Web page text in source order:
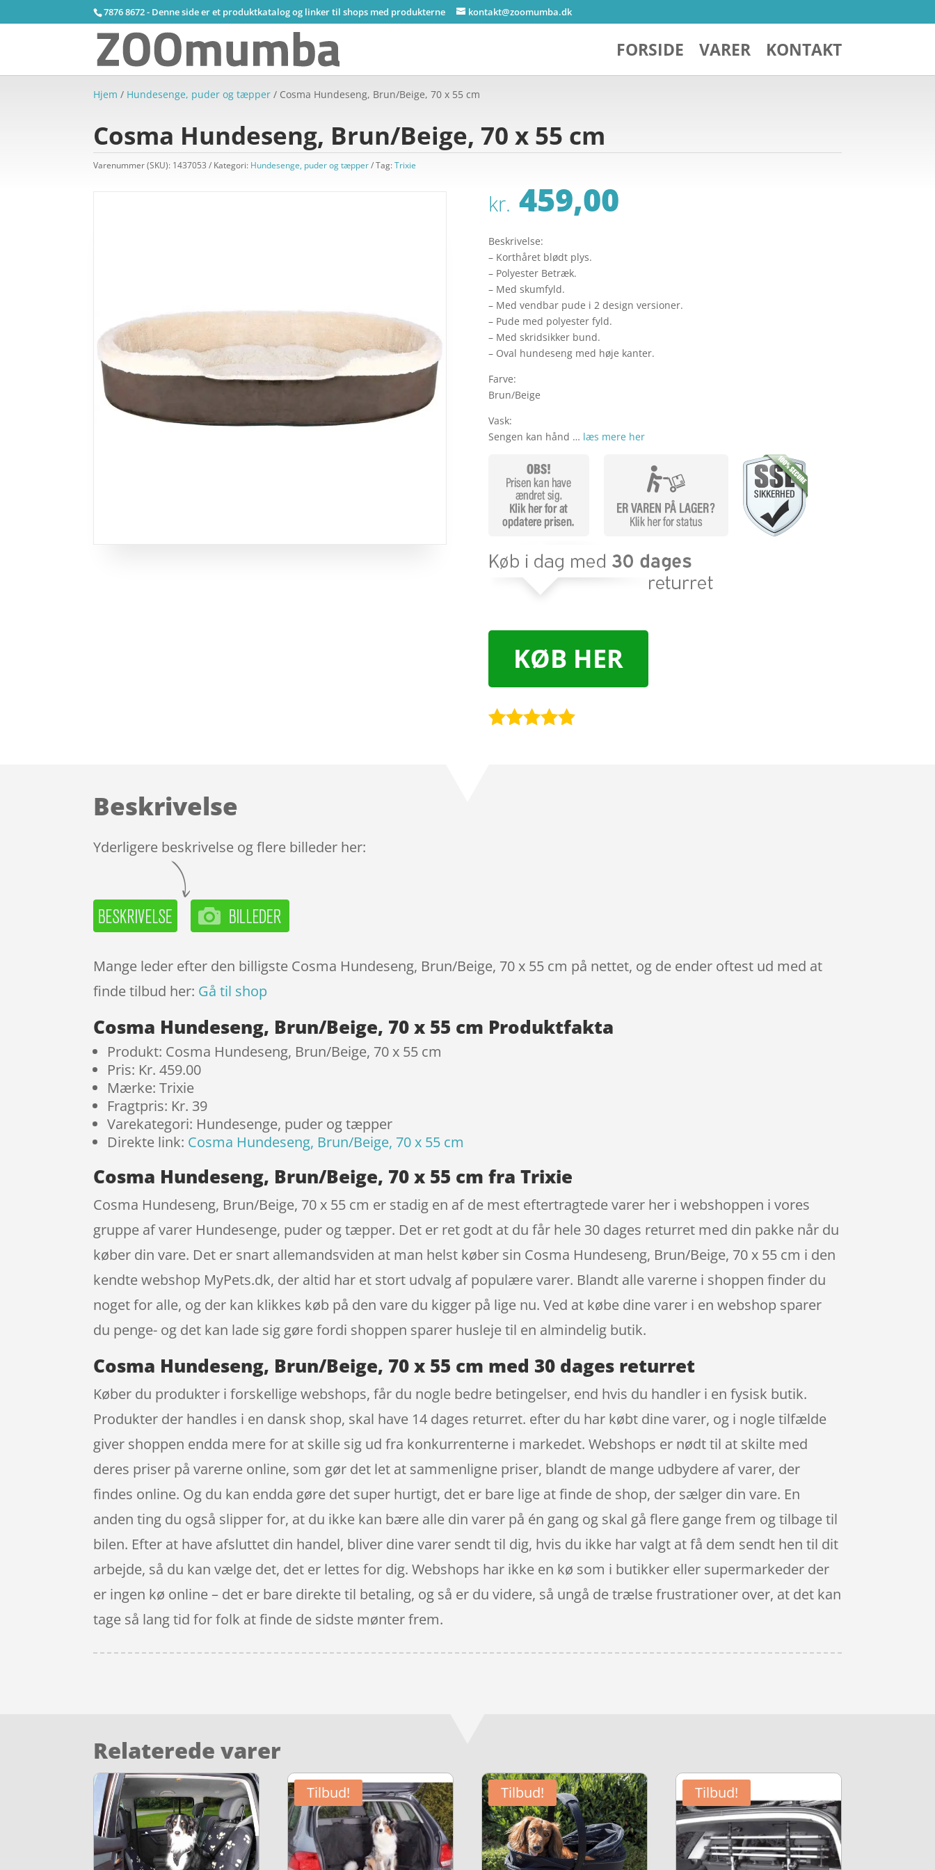
7876 8672 - Denne side er et produktkatalog og linker til shops med produkterne kontakt@zoomumba.dk
FORSIDE VARER KONTAKT
Hjem / Hundesenge, puder og tæpper / Cosma Hundeseng, Brun/Beige, 70 x 55 cm
Cosma Hundeseng, Brun/Beige, 70 x 55 cm
Varenummer (SKU): 1437053 Kategori: Hundesenge, puder og tæpper Tag:Trixie
kr. 459,00
Beskrivelse:
– Korthåret blødt plys.
– Polyester Betræk.
– Med skumfyld.
– Med vendbar pude i 2 design versioner.
– Pude med polyester fyld.
– Med skridsikker bund.
– Oval hundeseng med høje kanter.
Farve:
Brun/Beige
Vask:
Sengen kan hånd … læs mere her
KØB HER
Beskrivelse
Yderligere beskrivelse og flere billeder her:
Mange leder efter den billigste Cosma Hundeseng, Brun/Beige, 70 x 55 cm på nettet, og de ender oftest ud med at
finde tilbud her: Gå til shop
Cosma Hundeseng, Brun/Beige, 70 x 55 cm Produktfakta
Produkt: Cosma Hundeseng, Brun/Beige, 70 x 55 cm
Pris: Kr. 459.00
Mærke: Trixie
Fragtpris: Kr. 39
Varekategori: Hundesenge, puder og tæpper
Direkte link: Cosma Hundeseng, Brun/Beige, 70 x 55 cm
Cosma Hundeseng, Brun/Beige, 70 x 55 cm fra Trixie
Cosma Hundeseng, Brun/Beige, 70 x 55 cm er stadig en af de mest eftertragtede varer her i webshoppen i vores
gruppe af varer Hundesenge, puder og tæpper. Det er ret godt at du får hele 30 dages returret med din pakke når du
køber din vare. Det er snart allemandsviden at man helst køber sin Cosma Hundeseng, Brun/Beige, 70 x 55 cm i den
kendte webshop MyPets.dk, der altid har et stort udvalg af populære varer. Blandt alle varerne i shoppen finder du
noget for alle, og der kan klikkes køb på den vare du kigger på lige nu. Ved at købe dine varer i en webshop sparer
du penge- og det kan lade sig gøre fordi shoppen sparer husleje til en almindelig butik.
Cosma Hundeseng, Brun/Beige, 70 x 55 cm med 30 dages returret
Køber du produkter i forskellige webshops, får du nogle bedre betingelser, end hvis du handler i en fysisk butik.
Produkter der handles i en dansk shop, skal have 14 dages returret. efter du har købt dine varer, og i nogle tilfælde
giver shoppen endda mere for at skille sig ud fra konkurrenterne i markedet. Webshops er nødt til at skilte med
deres priser på varerne online, som gør det let at sammenligne priser, blandt de mange udbydere af varer, der
findes online. Og du kan endda gøre det super hurtigt, det er bare lige at finde de shop, der sælger din vare. En
anden ting du også slipper for, at du ikke kan bære alle din varer på én gang og skal gå flere gange frem og tilbage til
bilen. Efter at have afsluttet din handel, bliver dine varer sendt til dig, hvis du ikke har valgt at få dem sendt hen til dit
arbejde, så du kan vælge det, det er lettes for dig. Webshops har ikke en kø som i butikker eller supermarkeder der
er ingen kø online – det er bare direkte til betaling, og så er du videre, så ungå de trælse frustrationer over, at det kan
tage så lang tid for folk at finde de sidste mønter frem.
Relaterede varer
Tilbud! Tilbud! Tilbud!